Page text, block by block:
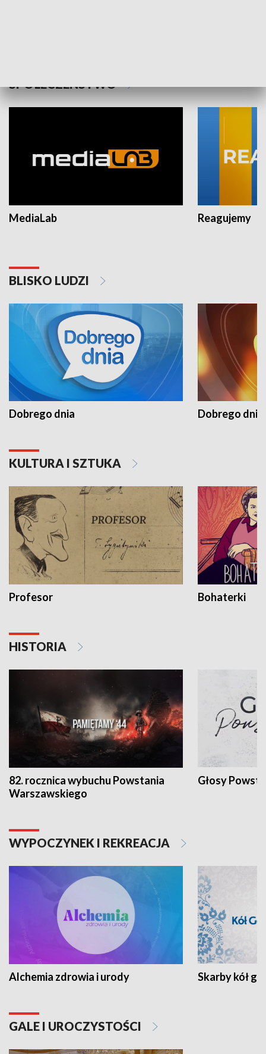
SPOŁECZEŃSTWO
MediaLab Reagujemy
BLISKO LUDZI
Dobrego dnia Dobrego dnia
KULTURA I SZTUKA
Profesor Bohaterki
HISTORIA
82. rocznica wybuchu Powstania
Warszawskiego
Głosy
WYPOCZYNEK I REKREACJA
Alchemia zdrowia i urody Skarby kół
GALE I UROCZYSTOŚCI